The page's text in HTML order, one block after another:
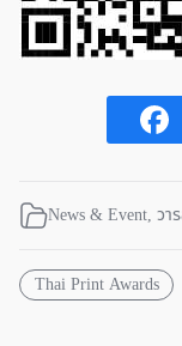
News & Event, วา
Thai Print Awards